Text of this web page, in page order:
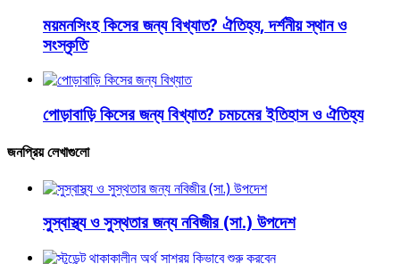
ময়মনসিংহ কিসের জন্য বিখ্যাত? ঐতিহ্য, দর্শনীয় স্থান ও
সংস্কৃতি
পোড়াবাড়ি কিসের জন্য বিখ্যাত? চমচমের ইতিহাস ও ঐতিহ্য
জনপ্রিয় লেখাগুলো
সুস্বাস্থ্য ও সুস্থতার জন্য নবিজীর (সা.) উপদেশ